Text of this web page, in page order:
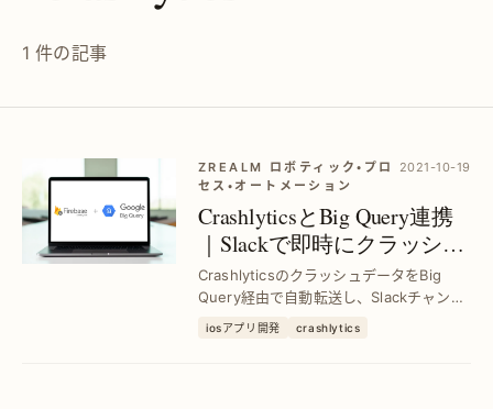
1 件の記事
ZREALM ロボティック・プロ
セス・オートメーション
2021-10-19
CrashlyticsとBig Query連携
｜Slackで即時にクラッシュ
追跡を実現
CrashlyticsのクラッシュデータをBig
Query経由で自動転送し、Slackチャンネ
ルでリアルタイムに共有。開発者のクラ
ッシュ対応時間を大幅短縮し、効率的な
iosアプリ開発 crashlytics